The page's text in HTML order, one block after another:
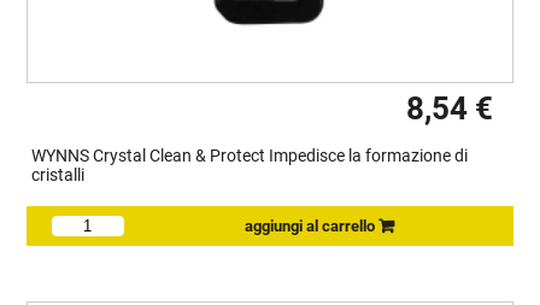
8,54 €
WYNNS Crystal Clean & Protect Impedisce la formazione di
cristalli